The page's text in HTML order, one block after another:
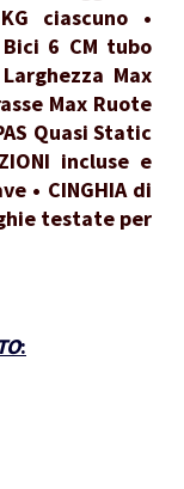
ciascuno •
6 CM tubo
Max
Max Ruote
Quasi Static
incluse e
• CINGHIA di
testate per
: